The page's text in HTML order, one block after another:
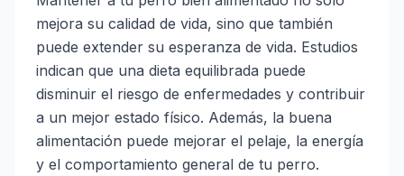
mejora su calidad de vida, sino que también
puede extender su esperanza de vida. Estudios
indican que una dieta equilibrada puede
disminuir el riesgo de enfermedades y contribuir
a un mejor estado físico. Además, la buena
alimentación puede mejorar el pelaje, la energía
y el comportamiento general de tu perro.